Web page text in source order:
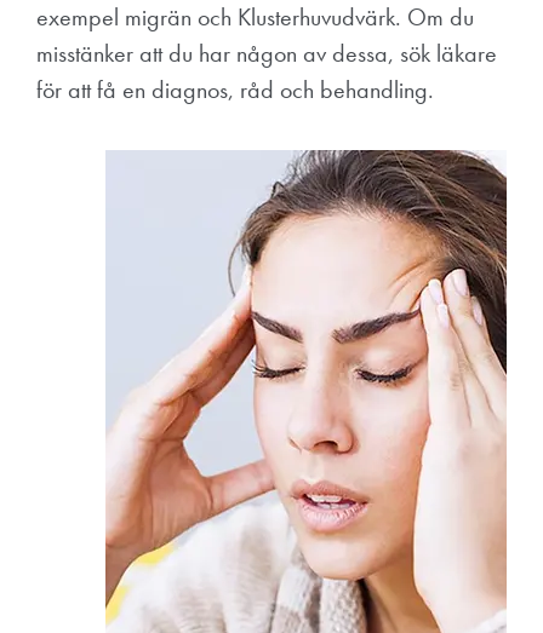
exempel migrän och Klusterhuvudvärk. Om du
misstänker att du har någon av dessa, sök läkare
för att få en diagnos, råd och behandling.